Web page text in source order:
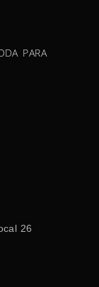
PARA
26